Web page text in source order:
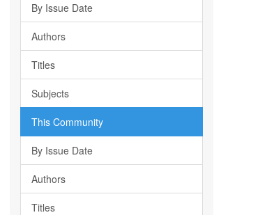
By Issue Date
Authors
Titles
Subjects
This Community
By Issue Date
Authors
Titles